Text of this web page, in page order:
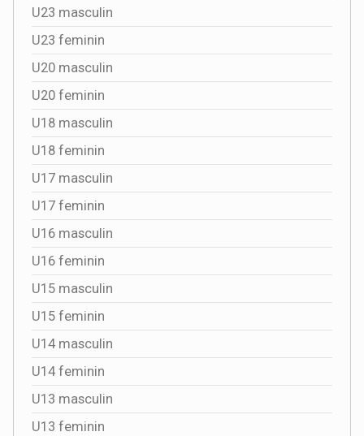
U23 masculin
U23 feminin
U20 masculin
U20 feminin
U18 masculin
U18 feminin
U17 masculin
U17 feminin
U16 masculin
U16 feminin
U15 masculin
U15 feminin
U14 masculin
U14 feminin
U13 masculin
U13 feminin